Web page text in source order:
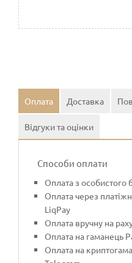
Оплата Доставка
Відгуки та оцінки
Способи оплати
Оплата з особистого
Оплата через
LiqPay
Оплата вручну на
Оплата на гаманець
Оплата на